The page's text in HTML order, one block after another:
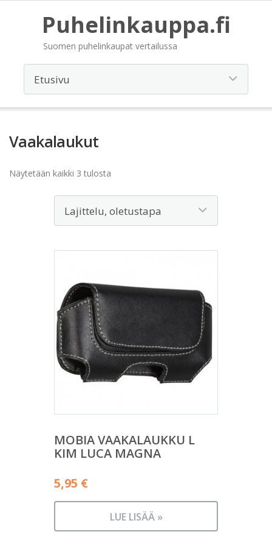
Puhelinkauppa.fi
Suomen puhelinkaupat vertailussa
Vaakalaukut
Näytetään kaikki 3 tulosta
MOBIA VAAKALAUKKU L
KIM LUCA MAGNA
5,95 €
LUE LISÄÄ »